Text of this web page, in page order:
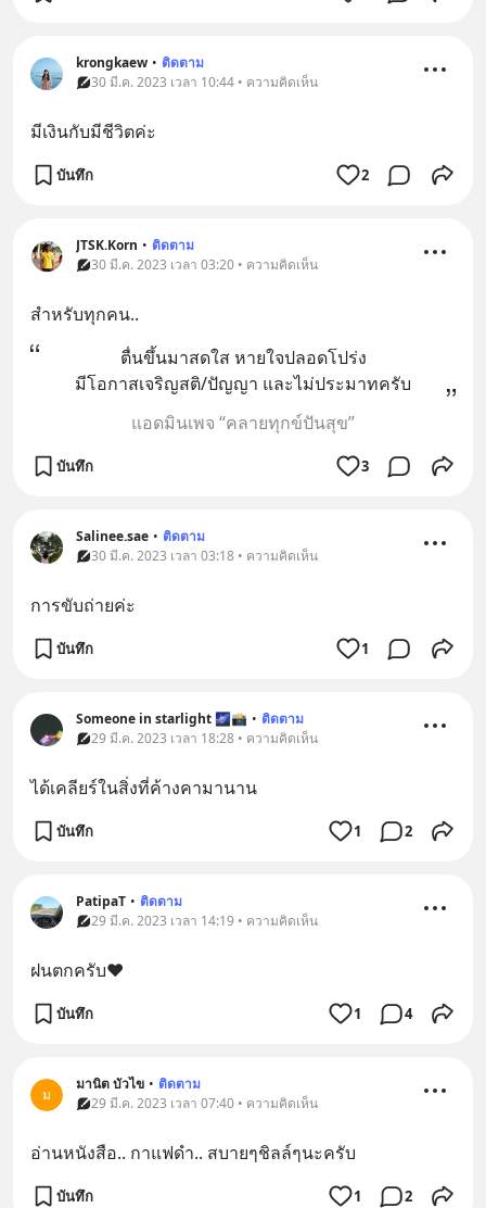
krongkaew • ติดตาม
30 มี.ค. 2023 เวลา 10:44 • ความคิดเห็น
มีเงินกับมีชีวิตค่ะ
บันทึก 2
JTSK.Korn • ติดตาม
30 มี.ค. 2023 เวลา 03:20 • ความคิดเห็น
สำหรับทุกคน..
ตื่นขึ้นมาสดใส หายใจปลอดโปร่ง
มีโอกาสเจริญสติ/ปัญญา และไม่ประมาทครับ
แอดมินเพจ “คลายทุกข์ปันสุข”
บันทึก 3
Salinee.sae • ติดตาม
30 มี.ค. 2023 เวลา 03:18 • ความคิดเห็น
การขับถ่ายค่ะ
บันทึก 1
Someone in starlight 🌌📸 • ติดตาม
29 มี.ค. 2023 เวลา 18:28 • ความคิดเห็น
ได้เคลียร์ในสิ่งที่ค้างคามานาน
บันทึก 1 2
PatipaT • ติดตาม
29 มี.ค. 2023 เวลา 14:19 • ความคิดเห็น
ฝนตกครับ❤️
บันทึก 1 4
ม
มานิต บัวไข • ติดตาม
29 มี.ค. 2023 เวลา 07:40 • ความคิดเห็น
อ่านหนังสือ.. กาแฟ​ดำ.. สบาย​ๆ​ชิลล์​ๆ​นะ​ครับ​
บันทึก 1 2